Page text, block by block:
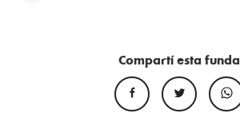
Compartí esta funda